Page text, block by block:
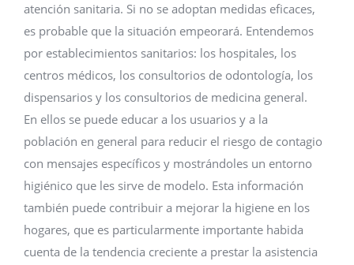
atención sanitaria. Si no se adoptan medidas eficaces,
es probable que la situación empeorará. Entendemos
por establecimientos sanitarios: los hospitales, los
centros médicos, los consultorios de odontología, los
dispensarios y los consultorios de medicina general.
En ellos se puede educar a los usuarios y a la
población en general para reducir el riesgo de contagio
con mensajes específicos y mostrándoles un entorno
higiénico que les sirve de modelo. Esta información
también puede contribuir a mejorar la higiene en los
hogares, que es particularmente importante habida
cuenta de la tendencia creciente a prestar la asistencia